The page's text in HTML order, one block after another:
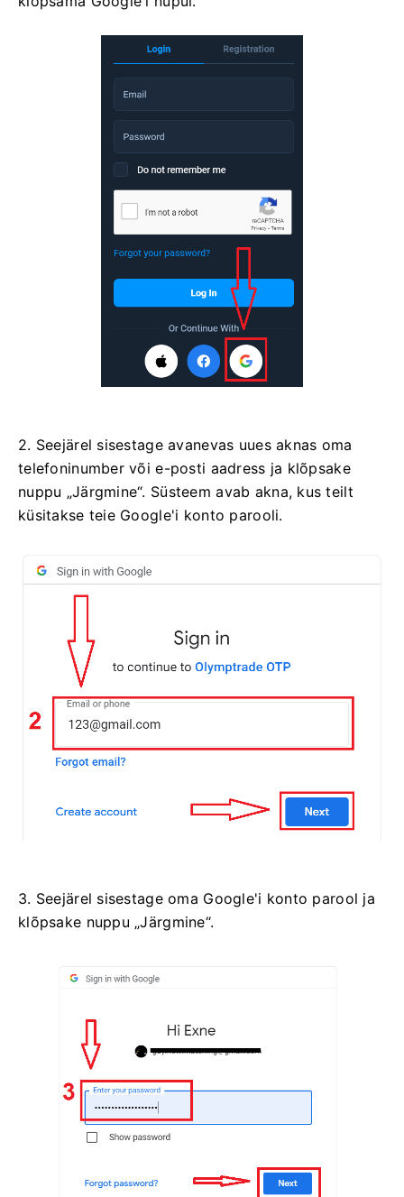
2. Seejärel sisestage avanevas uues aknas oma
telefoninumber või e-posti aadress ja klõpsake
nuppu „Järgmine“. Süsteem avab akna, kus teilt
küsitakse teie Google'i konto parooli.
3. Seejärel sisestage oma Google'i konto parool ja
klõpsake nuppu „Järgmine“.